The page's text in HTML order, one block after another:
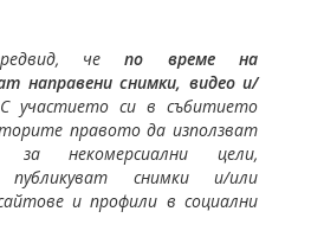
чепо време на
направени снимки, видео и/
участието си в събитието
правото да използват
некомерсиални цели,
снимки и/или
и профили в социални